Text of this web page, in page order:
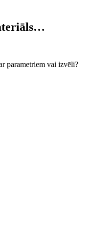
parametriem vai izvēli?